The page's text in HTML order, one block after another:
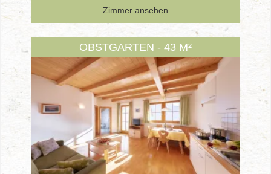
Zimmer ansehen
OBSTGARTEN - 43 M²